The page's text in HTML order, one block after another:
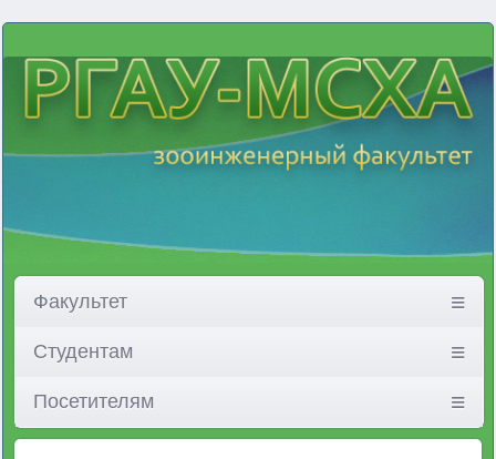
Факультет
Студентам
Посетителям